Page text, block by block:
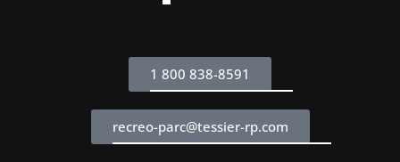
1 800 838-8591
recreo-parc@tessier-rp.com